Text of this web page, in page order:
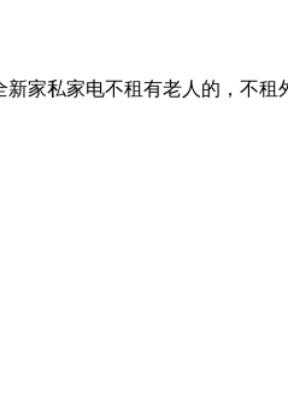
家私家电不租有老人的，不租